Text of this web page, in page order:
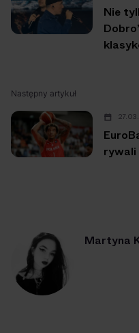
Nie
Następny artykuł
rywali
Martyna